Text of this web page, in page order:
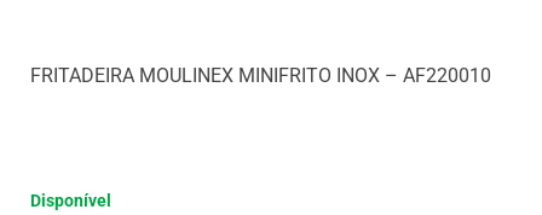
FRITADEIRA MOULINEX MINIFRITO INOX – AF220010
Disponível